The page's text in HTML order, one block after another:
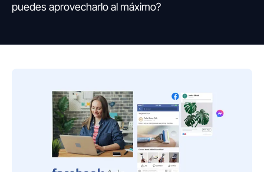
puedes aprovecharlo al máximo?